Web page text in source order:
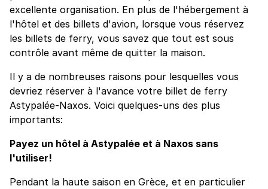
excellente organisation. En plus de l'hébergement à
l'hôtel et des billets d'avion, lorsque vous réservez
les billets de ferry, vous savez que tout est sous
contrôle avant même de quitter la maison.
Il y a de nombreuses raisons pour lesquelles vous
devriez réserver à l'avance votre billet de ferry
Astypalée-Naxos. Voici quelques-uns des plus
importants:
Payez un hôtel à Astypalée et à Naxos sans
l'utiliser!
Pendant la haute saison en Grèce, et en particulier